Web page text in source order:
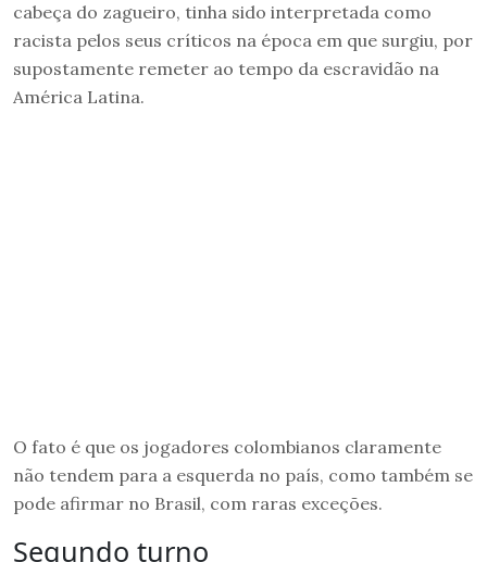
cabeça do zagueiro, tinha sido interpretada como
racista pelos seus críticos na época em que surgiu, por
supostamente remeter ao tempo da escravidão na
América Latina.
O fato é que os jogadores colombianos claramente
não tendem para a esquerda no país, como também se
pode afirmar no Brasil, com raras exceções.
Segundo turno